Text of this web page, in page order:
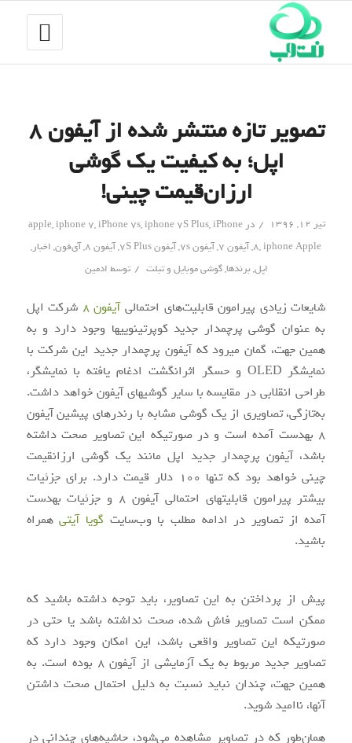
تصویر تازه منتشر شده از آیفون ۸
اپل؛ به کیفیت یک گوشی
ارزان‌قیمت چینی!
تیر ۱۲, ۱۳۹۶ / در apple,iphone 7,iPhone 7s,iphone 7S Plus,iPhone
8,iphone Apple
,آیفون 7 ,آیفون 7s ,آیفون 7S Plus ,آیفون 8 ,آی‌فون, اخبار,
اپل,برندها,گوشی موبایل و تبلت / توسط ادمین
شایعات زیادی پیرامون قابلیت‌های احتمالیآیفون ۸
شرکت اپل
به عنوان گوشی‎ پرچم‎دار جدید کوپرتینویی‎ها وجود دارد و به
همین جهت، گمان می‎رود که آیفون پرچم‎دار جدید این شرکت با
نمایشگر OLED و حسگر اثرانگشت ادغام یافته با نمایشگر،
طراحی انقلابی در مقایسه با سایر گوشی‎های آیفون خواهد داشت.
به‌تازگی، تصاویری از یک گوشی مشابه با رندرهای پیشین آیفون
۸ به‎دست آمده است و در صورتی‎که این تصاویر صحت داشته
باشد، آیفون پرچم‎دار جدید اپل مانند یک گوشی ارزان‎قیمت
چینی خواهد بود که تنها ۱۰۰ دلار قیمت دارد. برای جزئیات
بیشتر پیرامون قابلیت‎های احتمالی آیفون ۸ و جزئیات به‎دست
آمده از تصاویر در ادامه مطلب با وب‌سایت گویا آی‎تی
همراه
باشید.
پیش از پرداختن به این تصاویر، باید توجه داشته باشید که
ممکن است تصاویر فاش شده، صحت نداشته باشد یا حتی در
صورتی‎که این تصاویر واقعی باشد، این امکان وجود دارد که
تصاویر جدید مربوط به یک آزمایشی از آیفون ۸ بوده است. به
همین جهت، چندان نباید نسبت به دلیل احتمال صحت‎ داشتن
آن‏ها، ناامید شوید.
همان‌طور که در تصاویر مشاهده می‌شود، حاشیه‌های چندانی در